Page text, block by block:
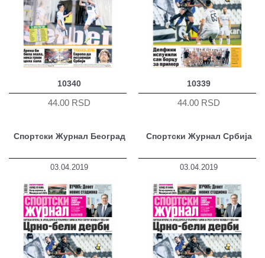
10340
44.00 RSD
10339
44.00 RSD
Спортски Журнал Београд
03.04.2019
Спортски Журнал Србија
03.04.2019